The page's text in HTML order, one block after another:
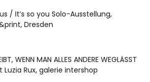
/ It’s so you Solo-Ausstellung,
Dresden
WENN MAN ALLES ANDERE WEGLÄSST
Rux, galerie intershop